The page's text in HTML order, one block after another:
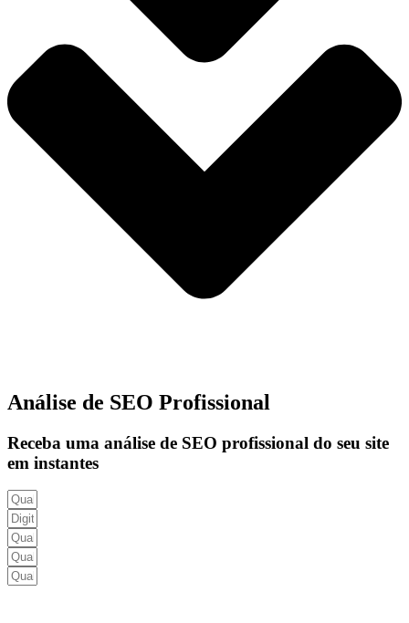
Análise de SEO Profissional
Receba uma análise de SEO profissional do seu site
em instantes